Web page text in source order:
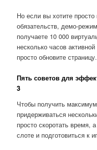
Но если вы хотите просто
обязательств, демо-
получаете 10 000
несколько часов
просто обновите
Пять советов для
3
Чтобы получить
придерживаться
просто скоротать время,
слоте и подготовиться к